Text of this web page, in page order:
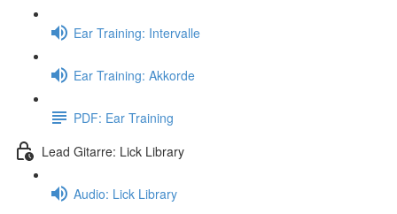
Ear Training: Intervalle
Ear Training: Akkorde
PDF: Ear Training
Lead Gitarre: Lick Library
Audio: Lick Library